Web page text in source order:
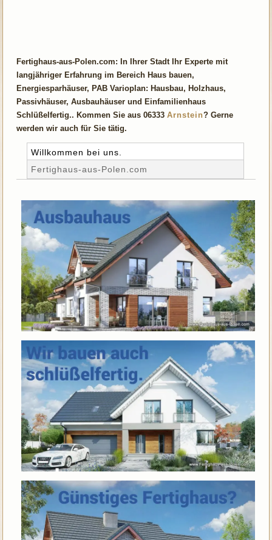
Fertighaus-aus-Polen.com: In Ihrer Stadt Ihr Experte mit
langjähriger Erfahrung im Bereich Haus bauen,
Energiesparhäuser, PAB Varioplan: Hausbau, Holzhaus,
Passivhäuser, Ausbauhäuser und Einfamilienhaus
Schlüßelfertig.. Kommen Sie aus 06333Arnstein? Gerne
werden wir auch für Sie tätig.
Willkommen bei uns.
Fertighaus-aus-Polen.com